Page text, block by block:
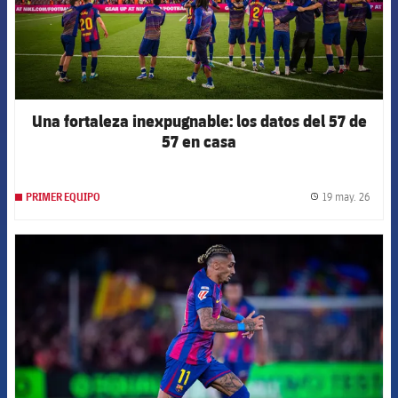
Una fortaleza inexpugnable: los datos del 57 de
57 en casa
PRIMER EQUIPO 19 may. 26
FCB Barcelona badge